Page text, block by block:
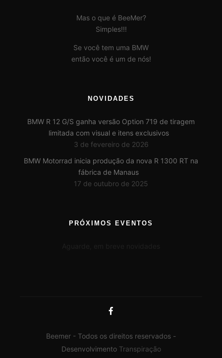
Mas o que é BeeMer?
Simples!!!
Se você tem uma BMW
então você é um de nós!
NOVIDADES
BMW R 12 G/S ganha versão Option 719 de tiragem
limitada com visual e itens exclusivos
3 de fevereiro de 2026
BMW Motorrad inicia produção da nova R 1300 RT na
fábrica de Manaus
17 de outubro de 2025
PRÓXIMOS EVENTOS
Beemer - Todos os direitos reservados -
Desenvolvimento Transpiração